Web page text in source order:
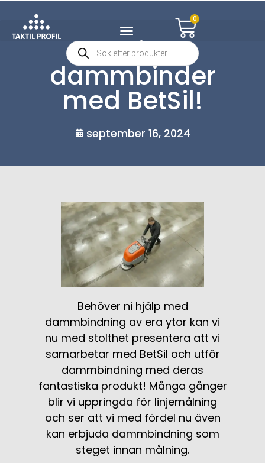
0
Vi
dammbinder
med BetSil!
september 16, 2024
Behöver ni hjälp med
dammbindning av era ytor kan vi
nu med stolthet presentera att vi
samarbetar med BetSil och utför
dammbindning med deras
fantastiska produkt! Många gånger
blir vi uppringda för linjemålning
och ser att vi med fördel nu även
kan erbjuda dammbindning som
steget innan målning.